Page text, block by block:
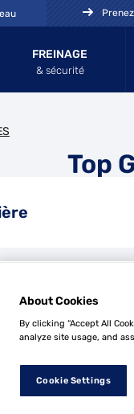
FREINAGE
& sécurité
Top
About Cookies
By clicking “Accept All
analyze site usage, and
Cookie Settings